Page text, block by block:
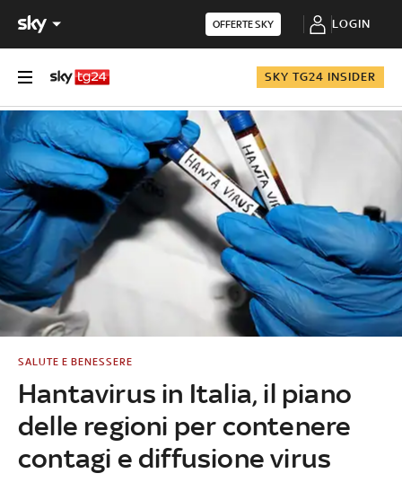
OFFERTE SKY LOGIN
SKY TG24 INSIDER
Hantavirus in Italia, il piano
delle regioni per contenere
contagi e diffusione virus
SALUTE E BENESSERE